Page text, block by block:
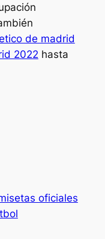
de madrid
2022 hasta
oficiales